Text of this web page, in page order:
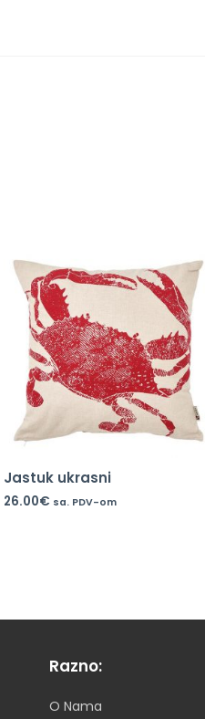
Jastuk ukrasni
26.00€ sa. PDV-om
Razno:
O Nama